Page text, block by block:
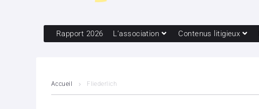
Rapport 2026 L’association Contenus litigieux
Accueil Fliederlich